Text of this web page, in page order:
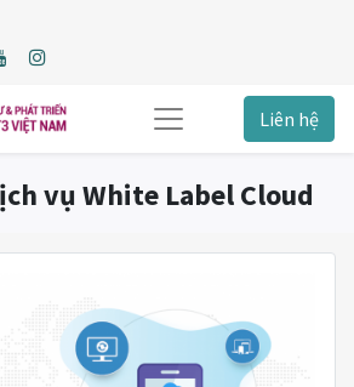
Liên hệ
vụ White Label Cloud